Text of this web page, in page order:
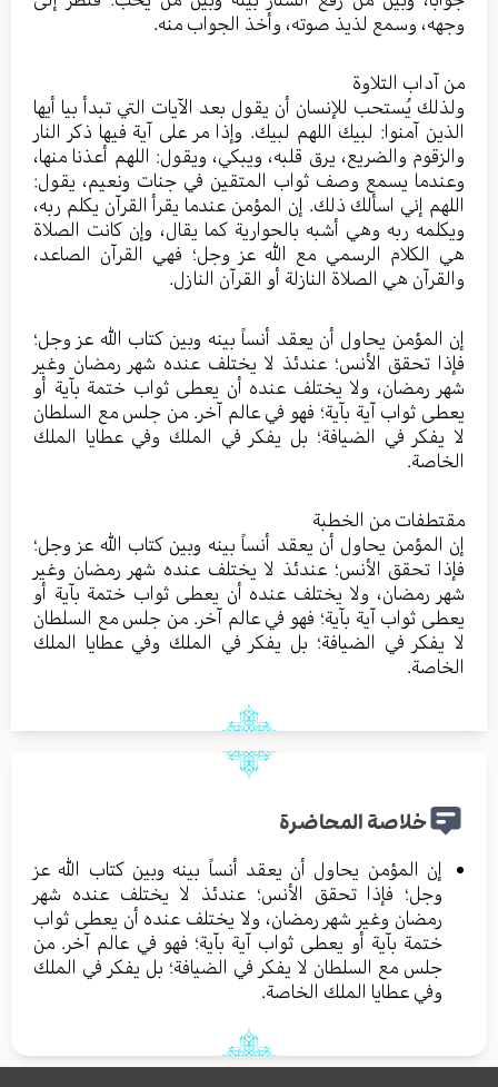
وجهه، وسمع لذيذ صوته، وأخذ الجواب منه.
من آداب التلاوة
ولذلك يُستحب للإنسان أن يقول بعد الآيات التي تبدأ بيا أيها
الذين آمنوا: لبيك اللهم لبيك. وإذا مر على آية فيها ذكر النار
والزقوم والضريع، يرق قلبه، ويبكي، ويقول: اللهم أعذنا منها،
وعندما يسمع وصف ثواب المتقين في جنات ونعيم، يقول:
اللهم إني اسألك ذلك. إن المؤمن عندما يقرأ القرآن يكلم ربه،
ويكلمه ربه وهي أشبه بالحوارية كما يقال، وإن كانت الصلاة
هي الكلام الرسمي مع الله عز وجل؛ فهي القرآن الصاعد،
والقرآن هي الصلاة النازلة أو القرآن النازل.
إن المؤمن يحاول أن يعقد أنساً بينه وبين كتاب الله عز وجل؛
فإذا تحقق الأنس؛ عندئذ لا يختلف عنده شهر رمضان وغير
شهر رمضان، ولا يختلف عنده أن يعطى ثواب ختمة بآية أو
يعطى ثواب آية بآية؛ فهو في عالم آخر. من جلس مع السلطان
لا يفكر في الضيافة؛ بل يفكر في الملك وفي عطايا الملك
الخاصة.
مقتطفات من الخطبة
إن المؤمن يحاول أن يعقد أنساً بينه وبين كتاب الله عز وجل؛
فإذا تحقق الأنس؛ عندئذ لا يختلف عنده شهر رمضان وغير
شهر رمضان، ولا يختلف عنده أن يعطى ثواب ختمة بآية أو
يعطى ثواب آية بآية؛ فهو في عالم آخر. من جلس مع السلطان
لا يفكر في الضيافة؛ بل يفكر في الملك وفي عطايا الملك
الخاصة.
خلاصة المحاضرة
إن المؤمن يحاول أن يعقد أنساً بينه وبين كتاب الله عز
وجل؛ فإذا تحقق الأنس؛ عندئذ لا يختلف عنده شهر
رمضان وغير شهر رمضان، ولا يختلف عنده أن يعطى ثواب
ختمة بآية أو يعطى ثواب آية بآية؛ فهو في عالم آخر. من
جلس مع السلطان لا يفكر في الضيافة؛ بل يفكر في الملك
وفي عطايا الملك الخاصة.